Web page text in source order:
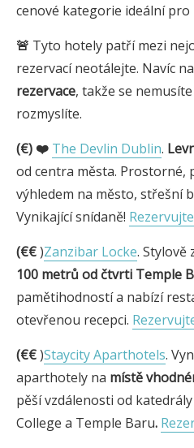
cenové kategorie ideální pro
🚨 Tyto hotely patří mezi
rezervací neotálejte. Navíc
rezervace, takže se
rozmyslíte.
(€) ❤️ The Devlin Dublin.
od centra města. Prostorné,
výhledem na město, střešní
Vynikající snídaně!
(€€)Zanzibar Locke. Stylově
100 metrů od čtvrti Temple
pamětihodností a nabízí
otevřenou recepci.
(€€)Staycity Aparthotels.
aparthotely na místě
pěší vzdálenosti od
College a Temple Baru.